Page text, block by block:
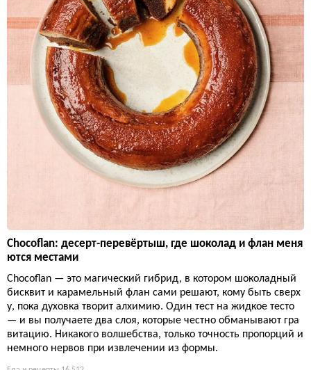
Chocoflan: десерт-перевёртыш, где шоколад и флан меня
ются местами
Chocoflan — это магический гибрид, в котором шоколадный
бисквит и карамельный флан сами решают, кому быть сверх
у, пока духовка творит алхимию. Один тест на жидкое тесто
— и вы получаете два слоя, которые честно обманывают гра
витацию. Никакого волшебства, только точность пропорций и
немного нервов при извлечении из формы.